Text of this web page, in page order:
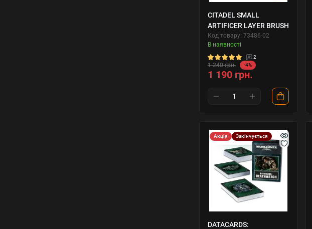
CITADEL SMALL
ARTIFICER LAYER BRUSH
Код товару: 73486-02
В наявності
2
1 240 грн. -4%
1 190 грн.
Акція Закінчується
DATACARDS: